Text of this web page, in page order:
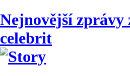
Nejnovější zprávy
celebrit